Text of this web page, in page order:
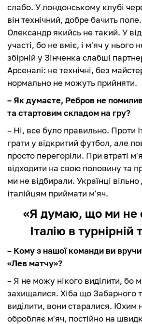
слабо. У лондонському клубі
він технічний, добре бачить
Олександр якийсь не такий. У
участі, бо не вміє, і м'яч у нього
збірній у Зінченка слабші
Арсеналі: не технічні, без
нормально не можуть прийняти.
– Як думаєте, Ребров не
та стартовим складом на гру?
– Ні, все було правильно. Проти
грати у відкритий футбол, але
просто перегоріли. При втраті
відходити на свою половину та
ми не відбирали. Українці
італійцям приймати м'яч.
«Я думаю, що ми не
Італію в турнірній
– Кому з нашої команди ви
«Лев матчу»?
– Я не можу нікого виділити, бо
захищалися. Хіба що Забарного
виділити, вони старалися. Юхим
обробляє м'яч, постійно на